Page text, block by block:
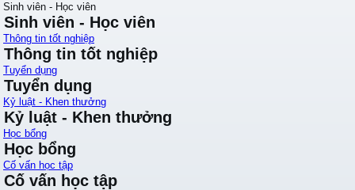
Sinh viên - Học viên
Sinh viên - Học viên
Thông tin tốt nghiệp
Thông tin tốt nghiệp
Tuyển dụng
Tuyển dụng
Kỷ luật - Khen thưởng
Kỷ luật - Khen thưởng
Học bổng
Học bổng
Cố vấn học tập
Cố vấn học tập